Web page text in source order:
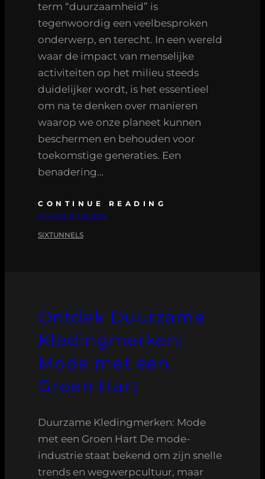
term “duurzaamheid” is
tegenwoordig een veelbesproken
onderwerp, en terecht. In een wereld
waar de impact van menselijke
activiteiten op het milieu steeds
duidelijker wordt, is het essentieel
om na te denken over manieren
waarop we onze planeet kunnen
beschermen en behouden voor
toekomstige generaties. Een
benadering…
CONTINUE READING
01 AUGUSTUS 2026
SIXTUNNELS
Ontdek Duurzame
Kledingmerken:
Mode met een
Groen Hart
Duurzame Kledingmerken: Mode
met een Groen Hart De mode-
industrie staat bekend om zijn snelle
trends en wegwerpcultuur, maar